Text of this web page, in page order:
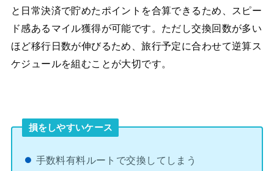
と日常決済で貯めたポイントを合算できるため、スピー
ド感あるマイル獲得が可能です。ただし交換回数が多い
ほど移行日数が伸びるため、旅行予定に合わせて逆算ス
ケジュールを組むことが大切です。
損をしやすいケース
手数料有料ルートで交換してしまう